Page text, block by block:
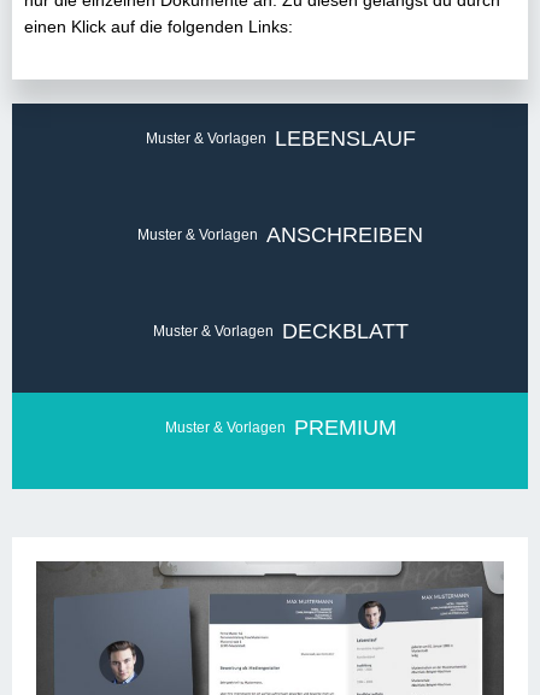
einen Klick auf die folgenden Links:
Muster & Vorlagen
Muster & Vorlagen
Muster & Vorlagen
Muster & Vorlagen